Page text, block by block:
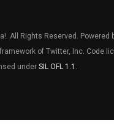
All Rights Reserved. Powered
of Twitter, Inc. Code
under SIL OFL 1.1 .